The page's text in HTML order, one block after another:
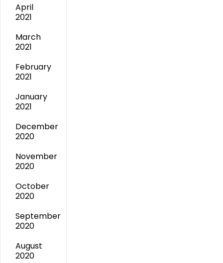
April
2021
March
2021
February
2021
January
2021
December
2020
November
2020
October
2020
September
2020
August
2020